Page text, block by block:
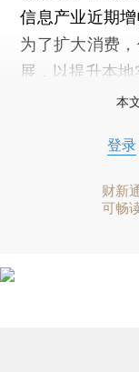
信息产业近期
为了扩大消费
展，以提升本地
本
登录
财新
可畅